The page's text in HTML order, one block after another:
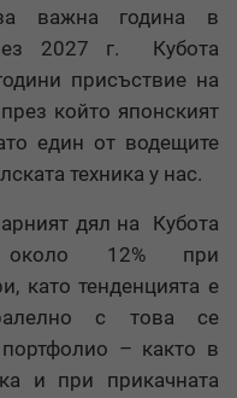
за важна година в
2027 г. Кубота
присъствие на
който японският
един от водещите
техника у нас.
дял на Кубота
12% при
като тенденцията е
с това се
– както в
и при прикачната